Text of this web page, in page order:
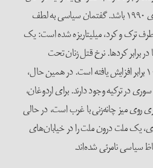
پس‌روی به روز‌های خونین دهه‌ی ۱۹۹۰ باشد. گفتمان سیاسی به لطف
ترک و کرد، میلیتاریزه شده است: یک
برابر کردها. نرخ قتل زنان تحت
حکومت حزب عدالت و توسعه ۱۰ برابر افزایش یافته است. در همین حال،
پناه‌جوی سوری در ترکیه وجود دارند. برای اردوغان،
روی میز چانه‌‌زنی با غرب است، در حالی
یک ملت درون ملت را در خیابان‌های
سیاسی نامرئی شده‌اند.